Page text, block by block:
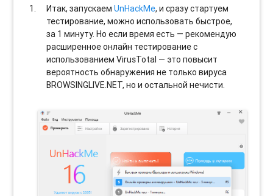
Итак, запускаемUnHackMe, и сразу стартуем
тестирование, можно использовать быстрое,
за 1 минуту. Но если время есть — рекомендую
расширенное онлайн тестирование с
использованием VirusTotal — это повысит
вероятность обнаружения не только вируса
BROWSINGLIVE.NET, но и остальной нечисти.